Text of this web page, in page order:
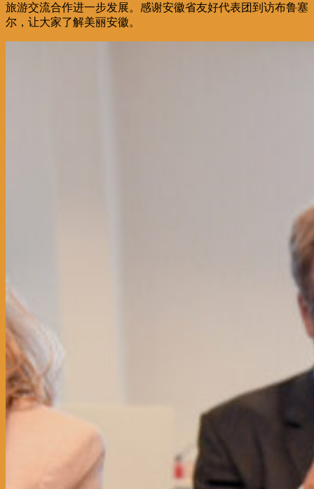
旅游交流合作进一步发展。感谢安徽省友好代表团到访布鲁塞
尔，让大家了解美丽安徽。